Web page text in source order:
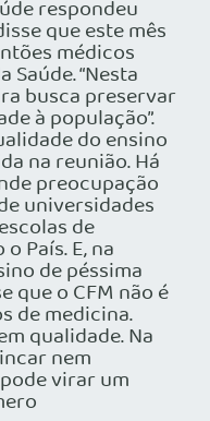
respondeu
que este mês
médicos
“Nesta
busca preservar
à população”.
do ensino
na reunião. Há
preocupação
universidades
de
País. E, na
de péssima
que o CFM não é
de medicina.
qualidade. Na
nem
virar um